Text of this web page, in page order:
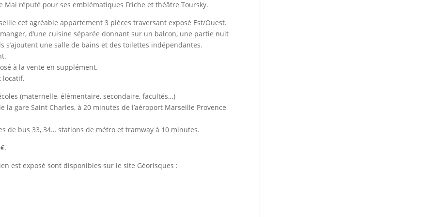
réputé pour ses emblématiques Friche et théâtre Toursky.
cet agréable appartement 3 pièces traversant exposé Est/Ouest.
d’une cuisine séparée donnant sur un balcon, une partie nuit
s’ajoutent une salle de bains et des toilettes indépendantes.
à la vente en supplément.
locatif.
(maternelle, élémentaire, secondaire, facultés…)
gare Saint Charles, à 20 minutes de l’aéroport Marseille Provence
de bus 33, 34… stations de métro et tramway à 10 minutes.
est exposé sont disponibles sur le site Géorisques :